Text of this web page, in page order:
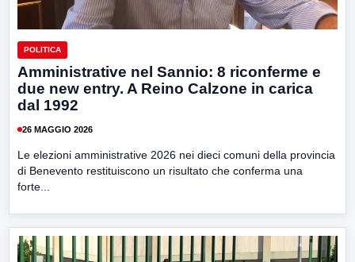
POLITICA
Amministrative nel Sannio: 8 riconferme e
due new entry. A Reino Calzone in carica
dal 1992
26 MAGGIO 2026
Le elezioni amministrative 2026 nei dieci comuni della provincia
di Benevento restituiscono un risultato che conferma una
forte...